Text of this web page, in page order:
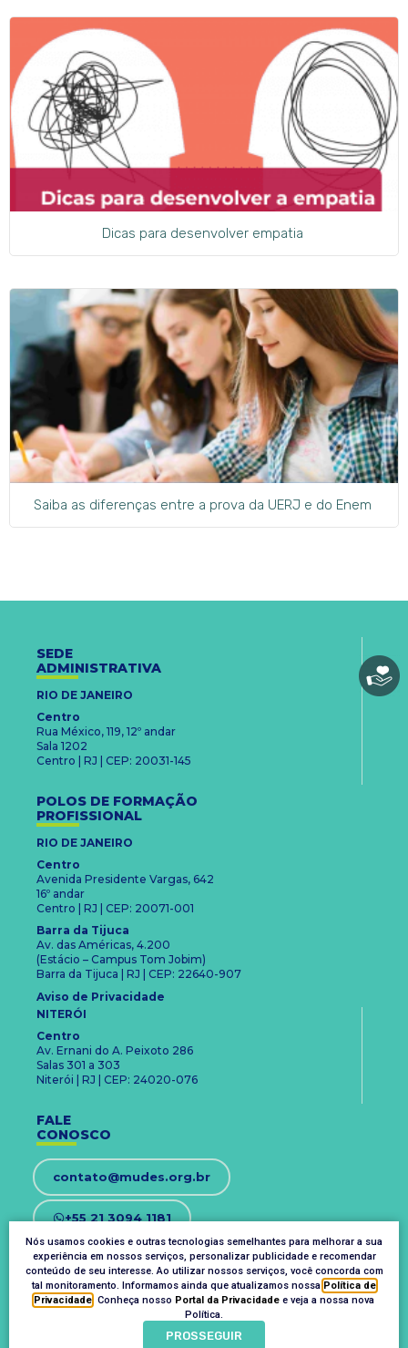
Dicas para desenvolver empatia
Saiba as diferenças entre a prova da UERJ e do Enem
SEDE
ADMINISTRATIVA
RIO DE JANEIRO
Centro
Rua México, 119, 12º andar
Sala 1202
Centro | RJ | CEP: 20031-145
POLOS DE FORMAÇÃO
PROFISSIONAL
RIO DE JANEIRO
Centro
Avenida Presidente Vargas, 642
16º andar
Centro | RJ | CEP: 20071-001
Barra da Tijuca
Av. das Américas, 4.200
(Estácio – Campus Tom Jobim)
Barra da Tijuca | RJ | CEP: 22640-907
Aviso de Privacidade
NITERÓI
Centro
Av. Ernani do A. Peixoto 286
Salas 301 a 303
Niterói | RJ | CEP: 24020-076
FALE
CONOSCO
contato@mudes.org.br
+55 21 3094 1181
OUVIDORIA
ouvidoria@mudes.org.br
Nós usamos cookies e outras tecnologias semelhantes para melhorar a sua
experiência em nossos serviços, personalizar publicidade e recomendar
conteúdo de seu interesse. Ao utilizar nossos serviços, você concorda com
tal monitoramento. Informamos ainda que atualizamos nossa Política de
Privacidade . Conheça nosso Portal da Privacidade e veja a nossa nova
Política.
PROSSEGUIR